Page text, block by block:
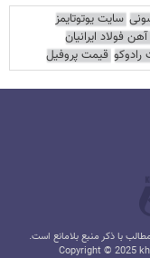
سایت یوتوتایمز
فولاد ایرانیان
قیمت پروفیل
با ذکر منبع بلامانع است.
Copyright © 2025